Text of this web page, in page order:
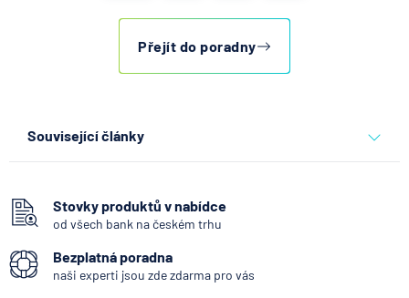
Přejít do poradny
Související články
přímo v Partners App
Stovky produktů v nabídce
od všech bank na českém trhu
Bezplatná poradna
naši experti jsou zde zdarma pro vás